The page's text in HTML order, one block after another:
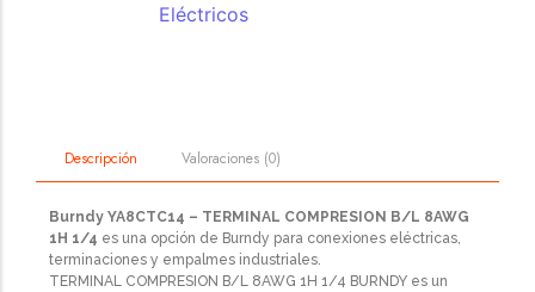
Eléctricos
Descripción Valoraciones (0)
Burndy YA8CTC14 – TERMINAL COMPRESION B/L 8AWG
1H 1/4 es una opción de Burndy para conexiones eléctricas,
terminaciones y empalmes industriales.
TERMINAL COMPRESION B/L 8AWG 1H 1/4 BURNDY es un